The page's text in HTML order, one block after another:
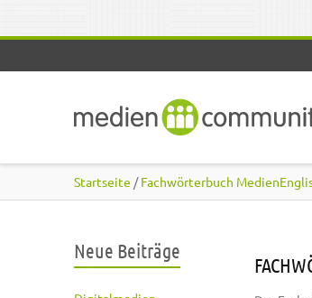
Startseite /Fachwörterbuch
Neue Beiträge